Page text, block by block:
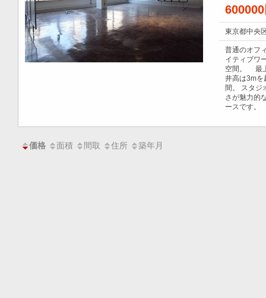
東京都中央
普通のオフ
イティブワ
空間。 最
井高は3mを
間。 スタジ
さが魅力的
ースです。
価格 面積 間取 住所 築年月